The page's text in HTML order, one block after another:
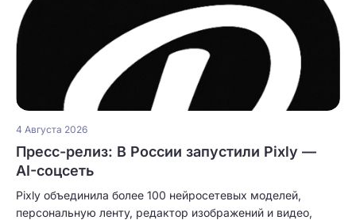
4 Августа 2026
Пресс-релиз: В России запустили Pixly —
AI-соцсеть
Pixly объединила более 100 нейросетевых моделей,
персональную ленту, редактор изображений и видео,